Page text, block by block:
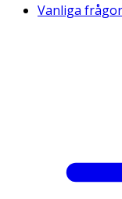
Vanliga frågor